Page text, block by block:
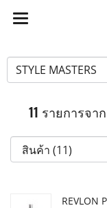
11 รายการจาก
REVLON